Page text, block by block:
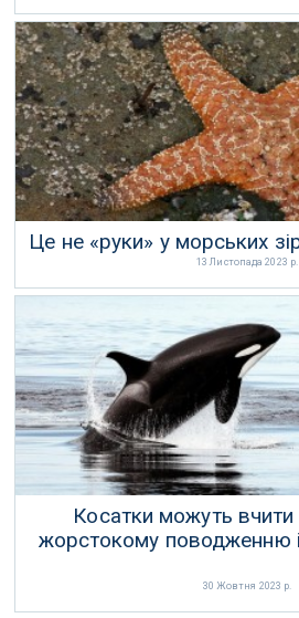
Це не «руки» у морських
13 Листопада 2023 р.
Косатки можуть
жорстокому поводженню
30 Жовтня 2023 р.